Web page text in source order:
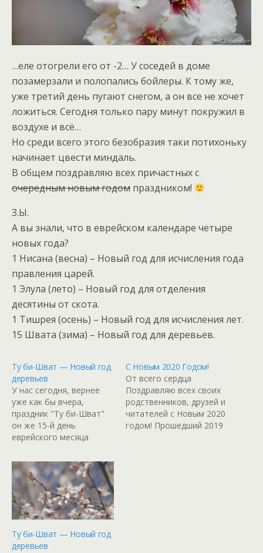
…еле отогрели его от -2… У соседей в доме
позамерзали и полопались бойлеры. К тому же,
уже третий день пугают снегом, а он все не хочет
ложиться. Сегодня только пару минут покружил в
воздухе и всё…
Но среди всего этого безобразия таки потихоньку
начинает цвести миндаль.
В общем поздравляю всех причастных с
очередным новым годом праздником!
З.Ы.
А вы знали, что в еврейском календаре четыре
новых года?
1 Нисана (весна) – Новый год для исчисления года
правления царей.
1 Элула (лето) – Новый год для отделения
десятины от скота.
1 Тишрея (осень) – Новый год для исчисления лет.
15 Швата (зима) – Новый год для деревьев.
Ту би-Шват — Новый год
деревьев
У нас сегодня, вернее
уже как бы вчера,
праздник "Ту би-Шват"
он же 15-й день
еврейского месяца
деревья просыпаются
после зимней спячки и
одним из первых
начинает цвести
миндаль... Но не в этот
раз. Погоду про это
событие, по крайней
мере в Иерусалиме, как
С Новым 2020 Годом!
От всего сердца
Поздравляю всех своих
родственников, друзей и
читателей с Новым 2020
годом! Прошедший 2019
Ту би-Шват — Новый год
деревьев